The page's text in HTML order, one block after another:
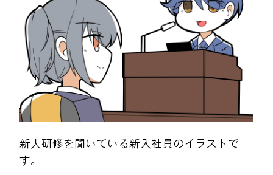
新人研修を聞いている新入社員のイラストで
す。